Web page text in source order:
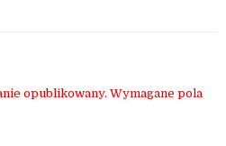
opublikowany. Wymagane pola